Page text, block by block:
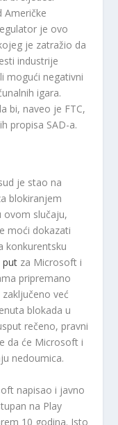
Američke
je ovo
je zatražio da
industrije
mogući negativni
igara.
bi, naveo je FTC,
propisa SAD-a.
je stao na
blokiranjem
ovom slučaju,
moći dokazati
konkurentsku
put za Microsoft i
pripremano
već
blokada u
rečeno, pravni
da će Microsoft i
nedoumica.
napisao i javno
na Play
10 godina. Isto